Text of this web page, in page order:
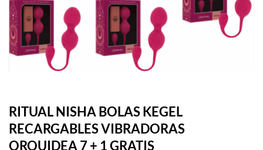
RITUAL NISHA BOLAS KEGEL
RECARGABLES VIBRADORAS
ORQUIDEA 7 + 1 GRATIS